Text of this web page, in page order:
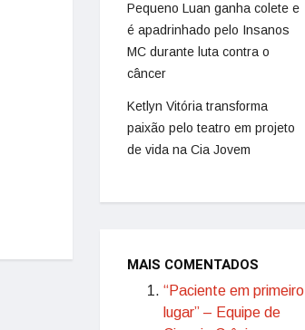
Pequeno Luan ganha colete e
é apadrinhado pelo Insanos
MC durante luta contra o
câncer
Ketlyn Vitória transforma
paixão pelo teatro em projeto
de vida na Cia Jovem
MAIS COMENTADOS
“Paciente em primeiro
lugar” – Equipe de